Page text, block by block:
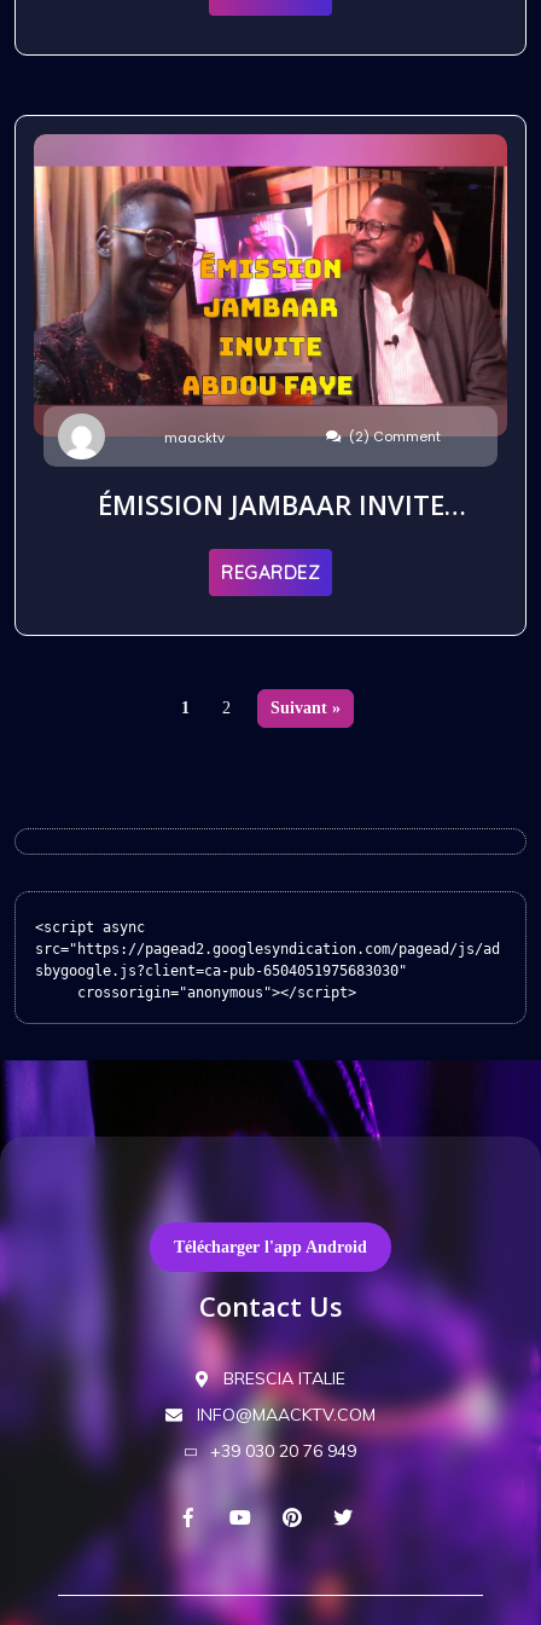
maacktv (2) Comment
ÉMISSION JAMBAAR INVITE
ABDOU FAYE ÉTUDIANT ET
ÉCRIVAIN SENEGALAIS EN
REGARDEZ
1 2 Suivant »
<script async
src="https://pagead2.googlesyndication.com/pagead/js/ad
sbygoogle.js?client=ca-pub-6504051975683030"
     crossorigin="anonymous"></script>
Télécharger l'app Android
Contact Us
BRESCIA ITALIE
INFO@MAACKTV.COM
+39 030 20 76 949